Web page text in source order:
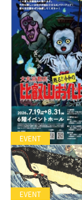
EVENT
EVENT